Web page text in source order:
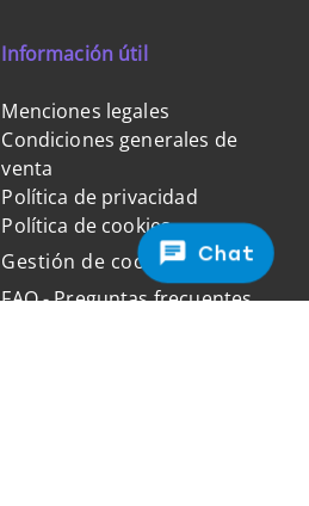
Chat
Información útil
Menciones legales
Condiciones generales de
venta
Política de privacidad
Política de cookies
Gestión de cookies
FAQ - Preguntas frecuentes